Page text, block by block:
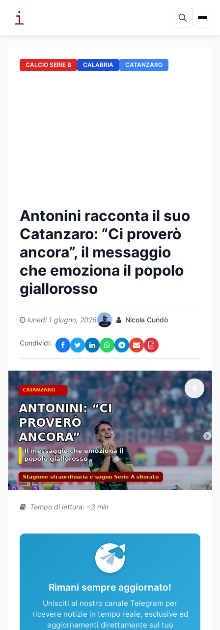
CALCIO SERIE B CALABRIA CATANZARO
Antonini racconta il suo
Catanzaro: “Ci proverò
ancora”, il messaggio
che emoziona il popolo
giallorosso
lunedì 1 giugno, 2026 Nicola Cundò
Condividi:
Tempo di lettura: ~3 min
Rimani sempre aggiornato!
Unisciti al nostro canale Telegram per
ricevere notizie in tempo reale, esclusive ed
aggiornamenti direttamente sul tuo